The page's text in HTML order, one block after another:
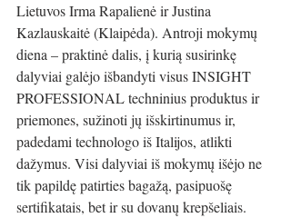
Lietuvos Irma Rapalienė ir Justina
Kazlauskaitė (Klaipėda). Antroji mokymų
diena – praktinė dalis, į kurią susirinkę
dalyviai galėjo išbandyti visus INSIGHT
PROFESSIONAL techninius produktus ir
priemones, sužinoti jų išskirtinumus ir,
padedami technologo iš Italijos, atlikti
dažymus. Visi dalyviai iš mokymų išėjo ne
tik papildę patirties bagažą, pasipuošę
sertifikatais, bet ir su dovanų krepšeliais.